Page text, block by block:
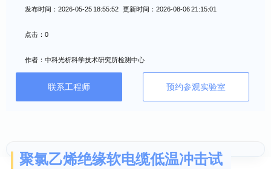
发布时间：2026-05-25 18:55:52 更新时间：2026-08-06 21:15:01
点击：0
作者：中科光析科学技术研究所检测中心
联系工程师 预约参观实验室
聚氯乙烯绝缘软电缆低温冲击试